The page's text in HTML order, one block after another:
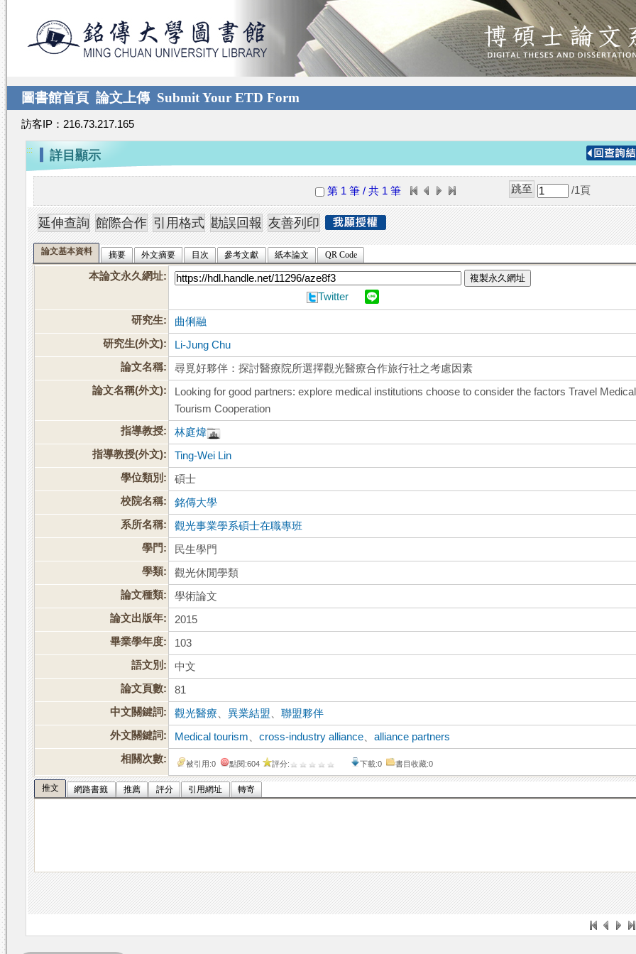
跳
到
主
要
內
容
臺
灣
博
碩
士
論
文
加
值
系
統
圖書館首頁 論文上傳 Submit Your ETD Form
訪客IP：216.73.217.165
::: 詳目顯示
第 1 筆 / 共 1 筆 /1 頁
論文基本資料 摘要 外文摘要 目次 參考文獻 紙本論文 QR Code
本論文永久網址: 複製永久網址
Twitter
研究生:
曲俐融
研究生(外文):
Li-Jung Chu
論文名稱:
尋覓好夥伴：探討醫療院所選擇觀光醫療合作旅行社之考慮因素
論文名稱(外文):
Looking for good partners: explore medical institutions choose to consider the factors Travel Medical
Tourism Cooperation
指導教授:
林庭煒
指導教授(外文):
Ting-Wei Lin
學位類別:
碩士
校院名稱:
銘傳大學
系所名稱:
觀光事業學系碩士在職專班
學門:
民生學門
學類:
觀光休閒學類
論文種類:
學術論文
論文出版年:
2015
畢業學年度:
103
語文別:
中文
論文頁數:
81
中文關鍵詞:
觀光醫療 、異業結盟 、聯盟夥伴
外文關鍵詞:
Medical tourism 、cross-industry alliance 、alliance partners
相關次數:
被引用:0 點閱:604 評分: 下載:0 書目收藏:0
推文 網路書籤 推薦 評分 引用網址 轉寄